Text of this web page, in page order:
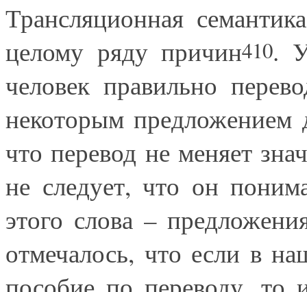
Трансляционная
целому ряду причин410.
человек правильно
некоторым предложением
что перевод не меняет
не следует, что он
этого слова –
отмечалось, что если в